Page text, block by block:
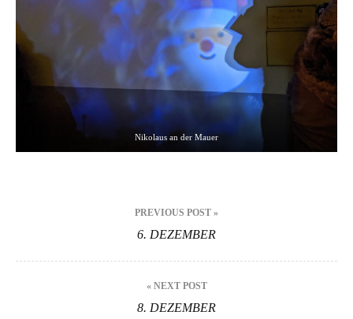
Nikolaus an der Mauer
PREVIOUS POST »
6. DEZEMBER
« NEXT POST
8. DEZEMBER